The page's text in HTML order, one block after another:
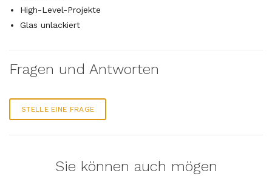
High-Level-Projekte
Glas unlackiert
Fragen und Antworten
STELLE EINE FRAGE
Sie können auch mögen